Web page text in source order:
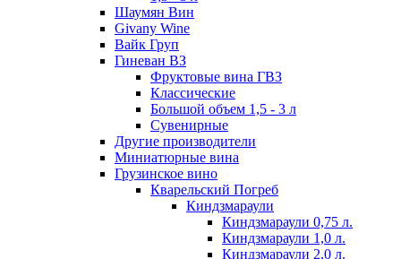
Шаумян Вин
Givany Wine
Вайк Груп
Гиневан ВЗ
Фруктовые вина ГВЗ
Классические
Большой объем 1,5 - 3 л
Сувенирные
Другие производители
Миниатюрные вина
Грузинское вино
Кварельский Погреб
Киндзмараули
Киндзмараули 0,75 л.
Киндзмараули 1,0 л.
Киндзмараули 2,0 л.